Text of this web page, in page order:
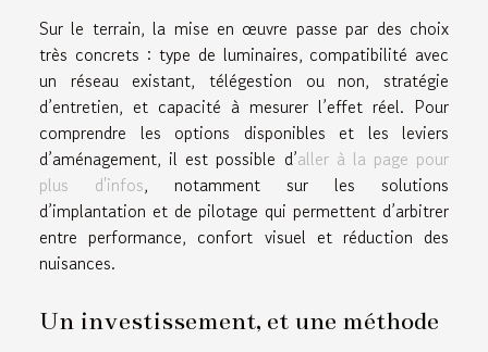
Sur le terrain, la mise en œuvre passe par des choix
très concrets : type de luminaires, compatibilité avec
un réseau existant, télégestion ou non, stratégie
d’entretien, et capacité à mesurer l’effet réel. Pour
comprendre les options disponibles et les leviers
d’aménagement, il est possible d’aller à la page pour
plus d'infos, notamment sur les solutions
d’implantation et de pilotage qui permettent d’arbitrer
entre performance, confort visuel et réduction des
nuisances.
Un investissement, et une méthode